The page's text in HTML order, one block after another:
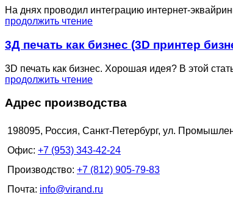
На днях проводил интеграцию интернет-
продолжить чтение
3Д печать как бизнес (3D принтер
3D печать как бизнес. Хорошая идея? В этой
продолжить чтение
Адрес производства
198095, Россия, Санкт-Петербург, ул.
Офис: +7 (953) 343-42-24
Производство: +7 (812) 905-79-83
Почта: info@virand.ru